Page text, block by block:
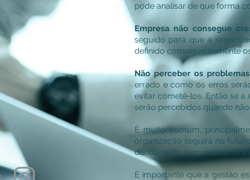
pode analisar de que forma
Empresa não consegue
seguido para que a
definido consequentemente
Não perceber os
errado e como os erros
evitar cometê-los. Então se
serão percebidos quando
É muito comum,
organização seguirá no
dando certo sem realmente
É importante que a gestão